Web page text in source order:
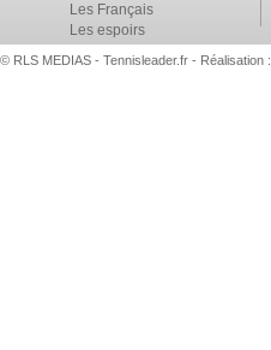
Les Français
Les espoirs
© RLS MEDIAS - Tennisleader.fr - Réalisation :